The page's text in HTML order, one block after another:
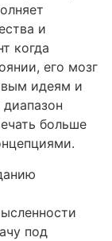
и
когда
его мозг
идеям и
больше
под